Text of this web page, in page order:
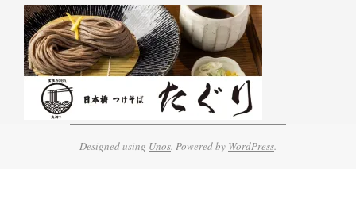
Designed using Unos. Powered by WordPress.